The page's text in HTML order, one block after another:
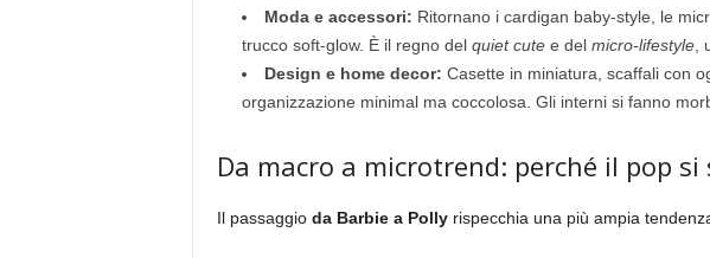
Moda e accessori: Ritornano i cardigan baby-style, le
trucco soft-glow. È il regno del quiet cutee del micro-lifestyle,
Design e home decor: Casette in miniatura, scaffali con
organizzazione minimal ma coccolosa. Gli interni si fanno
Da macro a microtrend: perché il pop si
Il passaggio da Barbie a Pollyrispecchia una più ampia